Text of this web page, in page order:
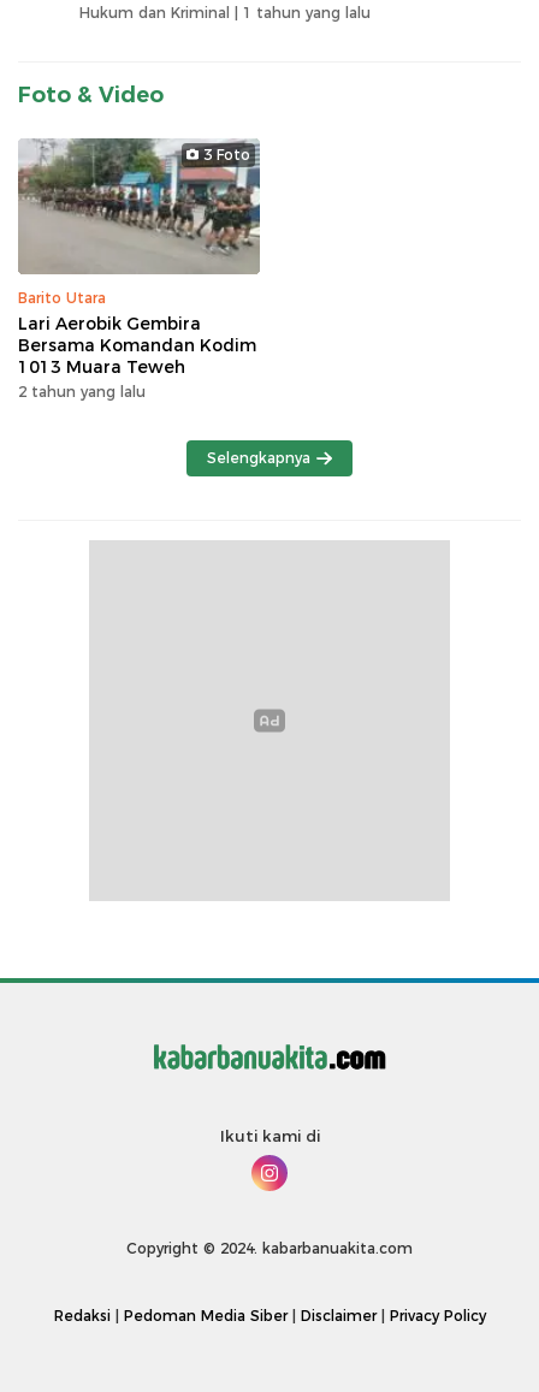
Hukum dan Kriminal | 1 tahun yang lalu
Foto & Video
3 Foto
Barito Utara
Lari Aerobik Gembira
Bersama Komandan Kodim
1013 Muara Teweh
2 tahun yang lalu
Selengkapnya
Ikuti kami di
Copyright © 2024. kabarbanuakita.com
Redaksi Pedoman Media Siber| Disclaimer| Privacy Policy